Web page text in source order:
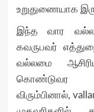
உறுதுணையாக
இந்த வார
கவருபவர்
வல்லமை
கொண்டுவர
விரும்பினால்,